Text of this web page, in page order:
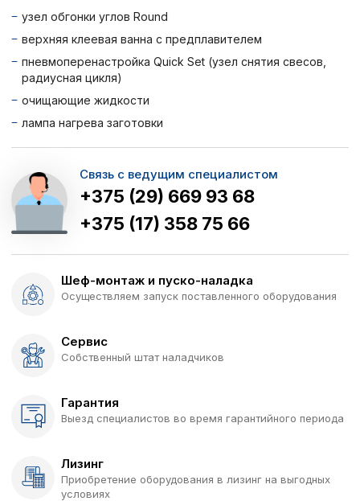
узел обгонки углов Round
верхняя клеевая ванна с предплавителем
пневмоперенастройка Quick Set (узел снятия свесов,
радиусная цикля)
очищающие жидкости
лампа нагрева заготовки
Связь с ведущим специалистом
+375 (29) 669 93 68
+375 (17) 358 75 66
Шеф-монтаж и пуско-наладка
Осуществляем запуск поставленного оборудования
Сервис
Собственный штат наладчиков
Гарантия
Выезд специалистов во время гарантийного периода
Лизинг
Приобретение оборудования в лизинг на выгодных
условиях